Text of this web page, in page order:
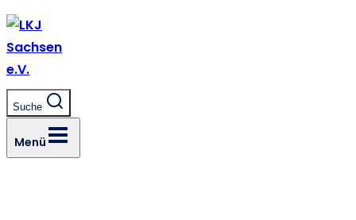
Zum
Inhalt
springen
Suche
Menü